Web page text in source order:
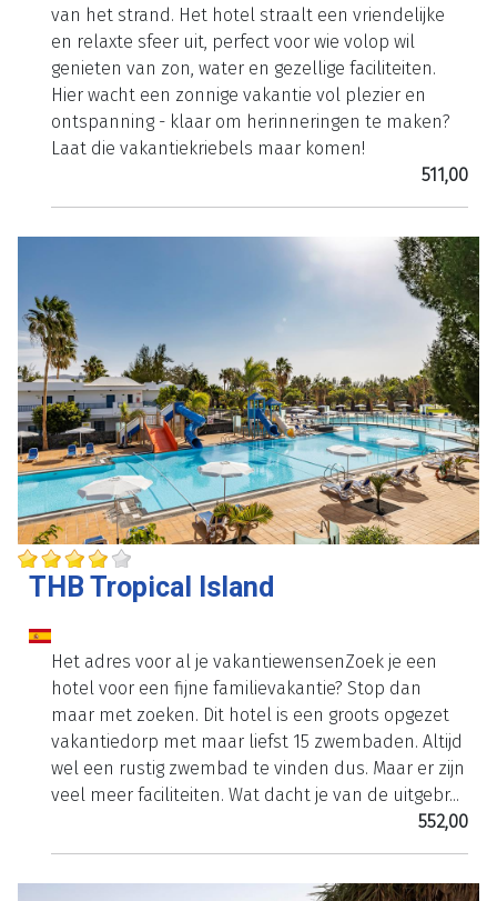
van het strand. Het hotel straalt een vriendelijke
en relaxte sfeer uit, perfect voor wie volop wil
genieten van zon, water en gezellige faciliteiten.
Hier wacht een zonnige vakantie vol plezier en
ontspanning - klaar om herinneringen te maken?
Laat die vakantiekriebels maar komen!
511,00
THB Tropical Island
Het adres voor al je vakantiewensenZoek je een
hotel voor een fijne familievakantie? Stop dan
maar met zoeken. Dit hotel is een groots opgezet
vakantiedorp met maar liefst 15 zwembaden. Altijd
wel een rustig zwembad te vinden dus. Maar er zijn
veel meer faciliteiten. Wat dacht je van de uitgebr...
552,00